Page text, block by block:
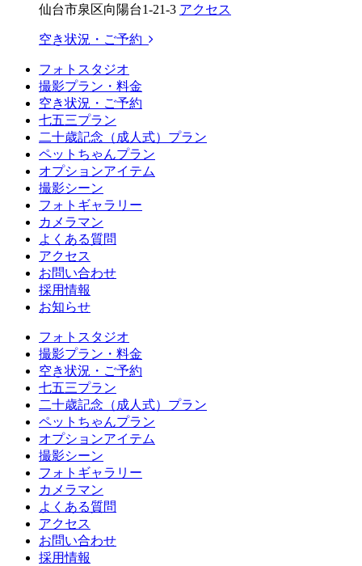
仙台市泉区向陽台1-21-3 アクセス
空き状況・ご予約
フォトスタジオ
撮影プラン・料金
空き状況・ご予約
七五三プラン
二十歳記念（成人式）プラン
ペットちゃんプラン
オプションアイテム
撮影シーン
フォトギャラリー
カメラマン
よくある質問
アクセス
お問い合わせ
採用情報
お知らせ
フォトスタジオ
撮影プラン・料金
空き状況・ご予約
七五三プラン
二十歳記念（成人式）プラン
ペットちゃんプラン
オプションアイテム
撮影シーン
フォトギャラリー
カメラマン
よくある質問
アクセス
お問い合わせ
採用情報